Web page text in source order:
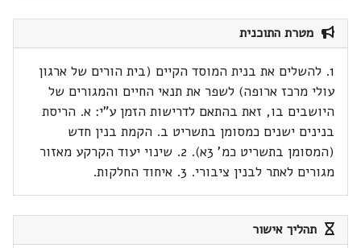
מטרת התוכנית
1. להשלים את בנית המוסד הקיים (בית הורים של ארגון
עולי מרכז ארופה) לשפר את תנאי החיים והמגורים של
היושבים בו, זאת בהתאם לדרישות הזמן ע"י: א. הריסת
בנינים ישנים כמסומן בתשריט ב. הקמת בנין חדש
(המסומן בתשריט כמ' 3א). 2. שינוי יעוד הקרקע מאזור
מגורים לאתר לבנין ציבורי. 3. איחוד החלקות.
תהליך אישור